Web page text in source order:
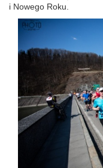
i Nowego Roku.